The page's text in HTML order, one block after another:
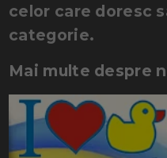
celor care doresc
categorie.
Mai multe despre